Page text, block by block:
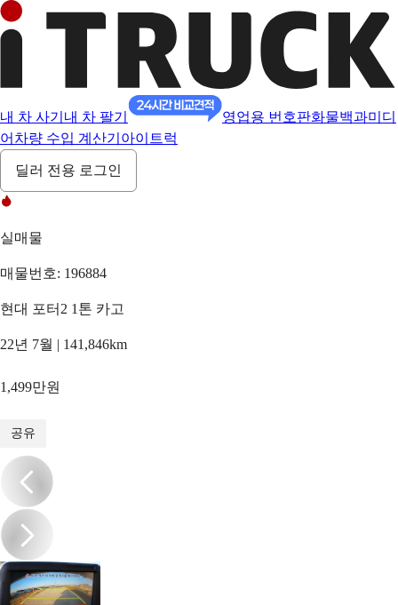
내 차 사기 내 차 팔기 영업용 번호판화물백과미디
어 차량 수입 계산기 아이트럭
딜러 전용 로그인
실매물
매물번호: 196884
현대 포터2 1톤 카고
22년 7월 | 141,846km
1,499만원
공유
/20